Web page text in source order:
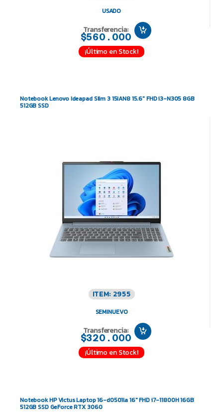
USADO
Transferencia:
$560.000
¡Último en Stock!
Notebook Lenovo Ideapad Slim 3 15IAN8 15.6″ FHD i3-N305 8GB
512GB SSD
ITEM: 2955
SEMINUEVO
Transferencia:
$320.000
¡Último en Stock!
Notebook HP Victus Laptop 16-d0501la 16″ FHD i7-11800H 16GB
512GB SSD GeForce RTX 3060